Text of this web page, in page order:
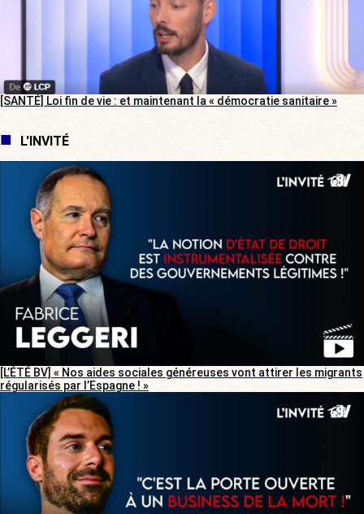
[SANTÉ] Loi fin de vie : et maintenant la « démocratie sanitaire »
L'INVITÉ
[L’ÉTÉ BV] « Nos aides sociales généreuses vont attirer les migrants
régularisés par l’Espagne ! »